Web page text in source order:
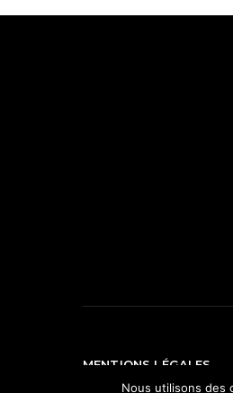
MENTIONS LÉGALES
Nous utilisons des